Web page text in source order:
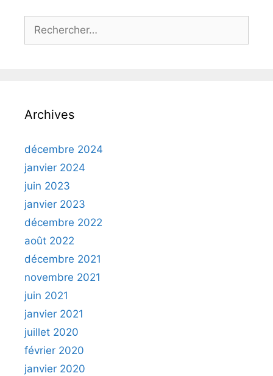
Rechercher :
Archives
décembre 2024
janvier 2024
juin 2023
janvier 2023
décembre 2022
août 2022
décembre 2021
novembre 2021
juin 2021
janvier 2021
juillet 2020
février 2020
janvier 2020